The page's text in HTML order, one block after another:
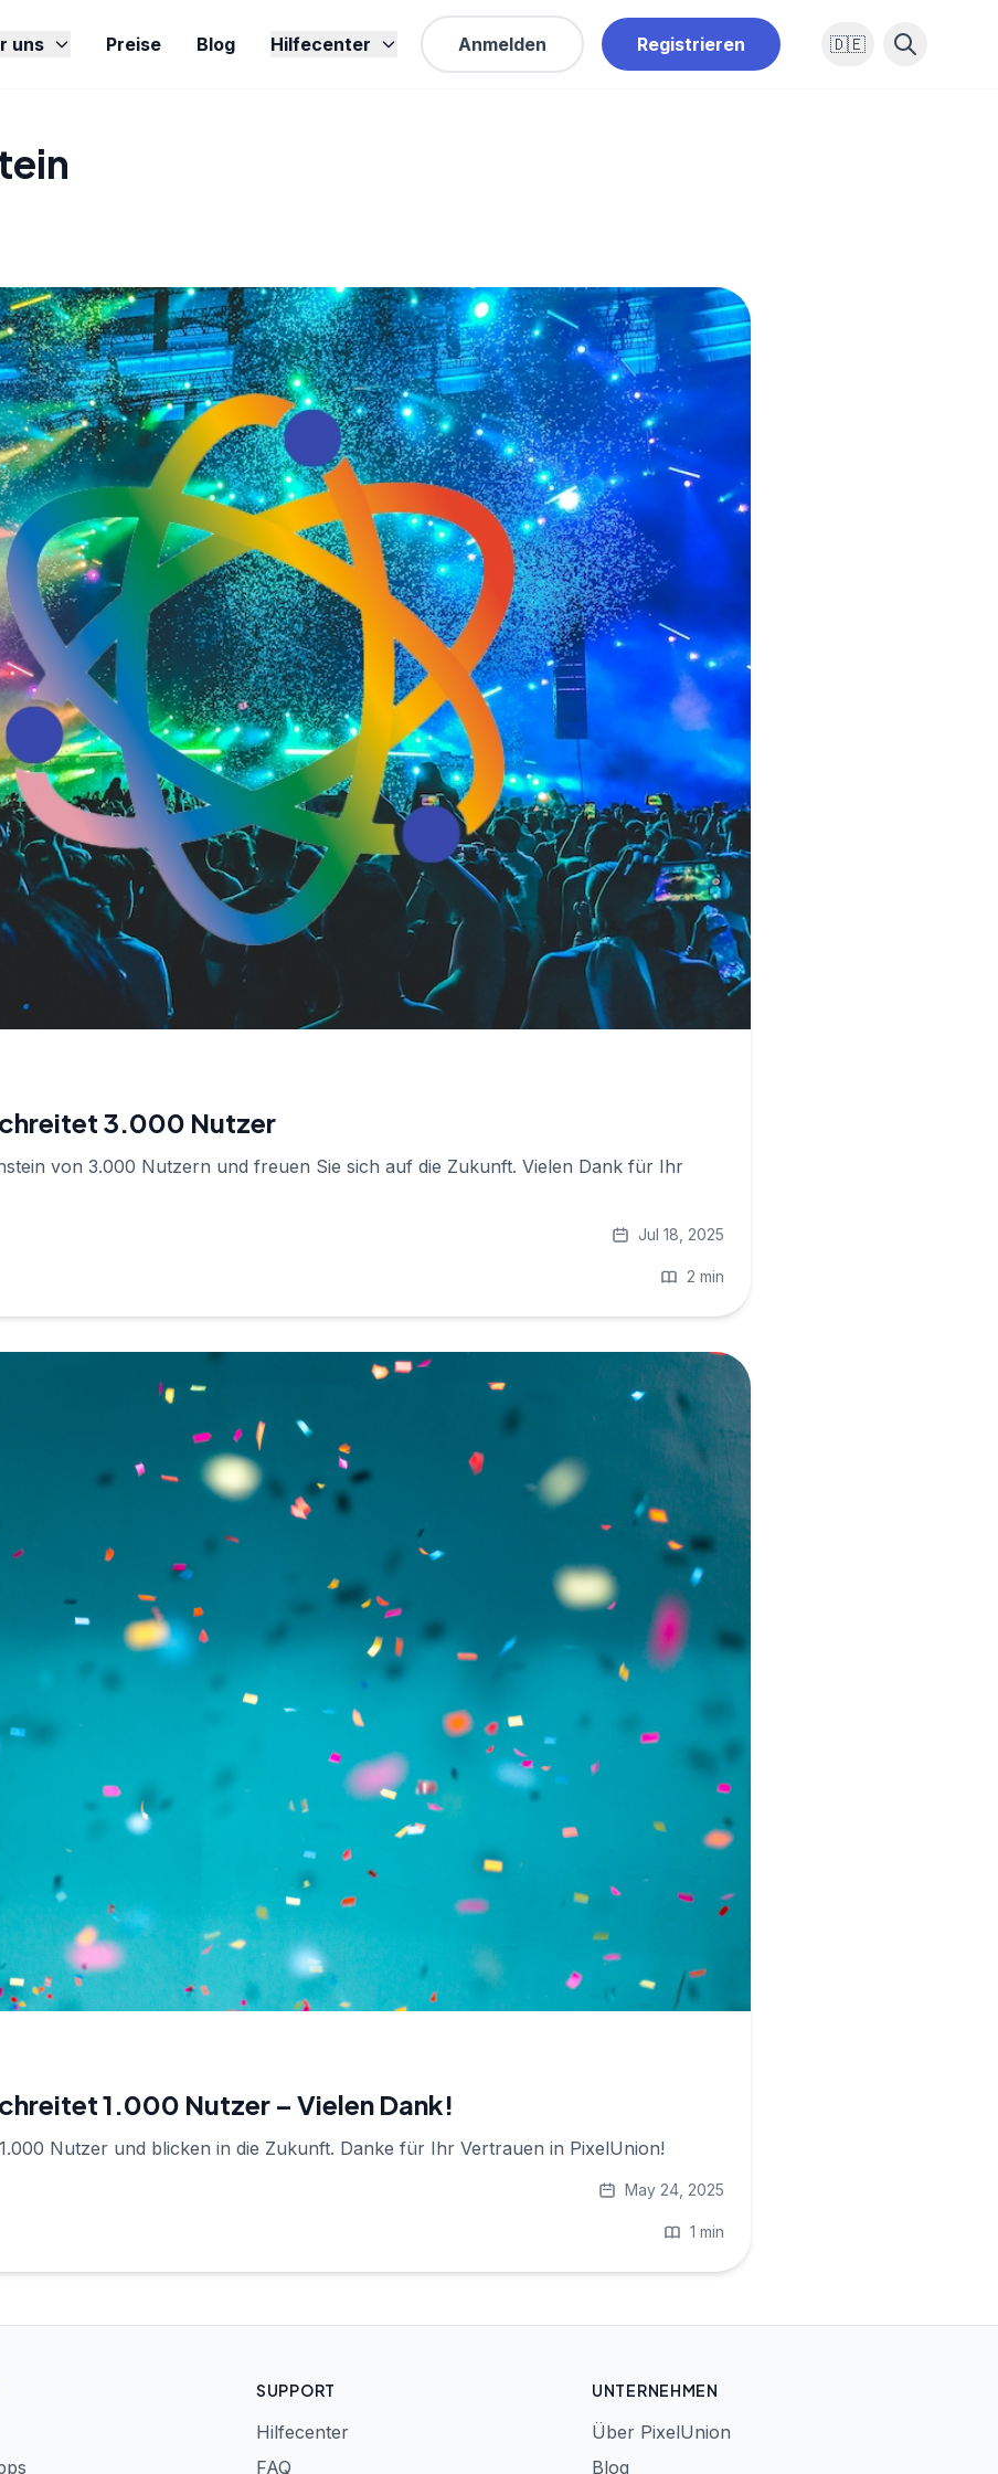
uns Preise Blog Hilfecenter Anmelden Registrieren 🇩🇪
3.000 Nutzer
von 3.000 Nutzern und freuen Sie sich auf die Zukunft. Vielen Dank für Ihr
Jul 18, 2025
2 min
1.000 Nutzer – Vielen Dank!
Nutzer und blicken in die Zukunft. Danke für Ihr Vertrauen in PixelUnion!
May 24, 2025
1 min
SUPPORT
Hilfecenter
FAQ
UNTERNEHMEN
Über PixelUnion
Blog